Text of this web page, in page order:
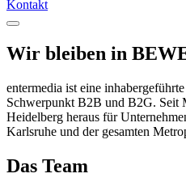
Kontakt
Wir bleiben in
entermedia ist eine
Schwerpunkt B2B und B2G. Seit
Heidelberg heraus für
Karlsruhe und der gesamten
Das Team